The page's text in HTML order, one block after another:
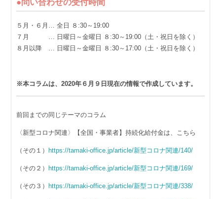
●問い合わせの受付時間
５月・６月… 全日 ８:30～19:00
７月 … 日曜日～金曜日 ８:30～19:00（土・祝日を除く）
８月以降 … 日曜日～金曜日 ８:30～17:00（土・祝日を除く）
※本コラムは、2020年６月９日現在の情報で作成しています。
前回までの同じテーマのコラム
〈新型コロナ関連〉【全国・事業者】持続化給付金は、こちら
（その１） https://tamaki-office.jp/article/新型コロナ関連/140/
（その２） https://tamaki-office.jp/article/新型コロナ関連/169/
（その３） https://tamaki-office.jp/article/新型コロナ関連/338/